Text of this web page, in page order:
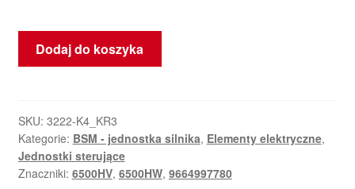
ilość
BSM
Citroën
Peugeot
9664997780
6500HV
Dodaj do koszyka
SKU: 3222-K4_KR3
Kategorie: BSM - jednostka silnika, Elementy elektryczne,
Jednostki sterujące
Znaczniki: 6500HV, 6500HW, 9664997780